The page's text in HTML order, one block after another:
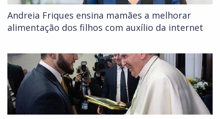
Andreia Friques ensina mamães a melhorar
alimentação dos filhos com auxílio da internet